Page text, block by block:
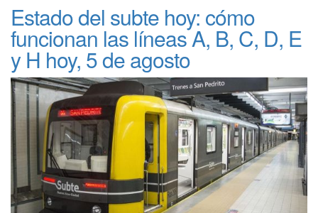
Estado del subte hoy: cómo
funcionan las líneas A, B, C, D, E
y H hoy, 5 de agosto